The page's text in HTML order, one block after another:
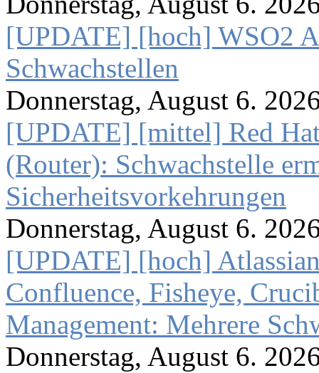
[UPDATE] [hoch] WSO2
Schwachstellen
Donnerstag, August 6.
[UPDATE] [mittel] Red
(Router): Schwachstelle
Sicherheitsvorkehrungen
Donnerstag, August 6.
[UPDATE] [hoch]
Confluence, Fisheye,
Management: Mehrere
Donnerstag, August 6.